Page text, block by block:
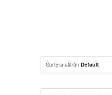
Sortera utifrån Default